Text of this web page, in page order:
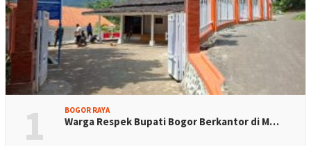
1 BOGOR RAYA
Warga Respek Bupati Bogor Berkantor di M…